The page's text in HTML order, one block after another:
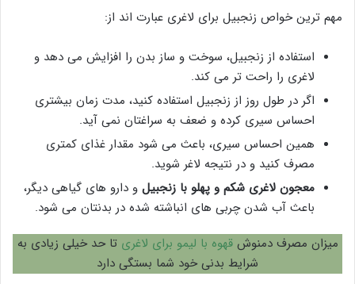
مهم ترین خواص زنجبیل برای لاغری عبارت اند از:
استفاده از زنجبیل، سوخت و ساز بدن را افزایش می دهد و
لاغری را راحت تر می کند.
اگر در طول روز از زنجبیل استفاده کنید، مدت زمان بیشتری
احساس سیری کرده و ضعف به سراغتان نمی آید.
همین احساس سیری، باعث می شود مقدار غذای کمتری
مصرف کنید و در نتیجه لاغر شوید.
معجون لاغری شکم و پهلو با زنجبیل و دارو های گیاهی دیگر،
باعث آب شدن چربی های انباشته شده در بدنتان می شود.
میزان مصرف دمنوشقهوه با لیمو برای لاغری تا حد خیلی زیادی به
شرایط بدنی خود شما بستگی دارد